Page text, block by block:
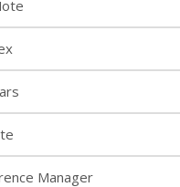
Manager